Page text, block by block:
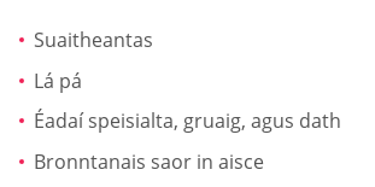
Suaitheantas
Lá pá
Éadaí speisialta, gruaig, agus dath
Bronntanais saor in aisce